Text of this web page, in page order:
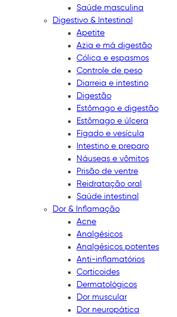
Saúde masculina
Digestivo & Intestinal
Apetite
Azia e má digestão
Cólica e espasmos
Controle de peso
Diarreia e intestino
Digestão
Estômago e digestão
Estômago e úlcera
Fígado e vesícula
Intestino e preparo
Náuseas e vômitos
Prisão de ventre
Reidratação oral
Saúde intestinal
Dor & Inflamação
Acne
Analgésicos
Analgésicos potentes
Anti-inflamatórios
Corticoides
Dermatológicos
Dor muscular
Dor neuropática